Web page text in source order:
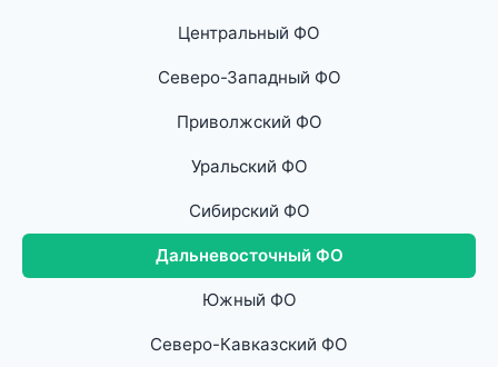
Центральный ФО
Северо-Западный ФО
Приволжский ФО
Уральский ФО
Сибирский ФО
Дальневосточный ФО
Южный ФО
Северо-Кавказский ФО